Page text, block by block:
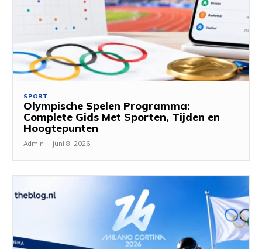
SPORT
Olympische Spelen Programma:
Complete Gids Met Sporten, Tijden en
Hoogtepunten
Admin - juni 8, 2026